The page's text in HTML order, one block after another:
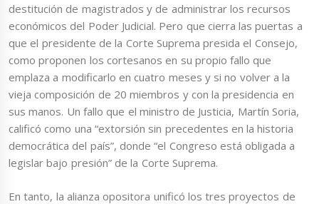
destitución de magistrados y de administrar los recursos
económicos del Poder Judicial. Pero que cierra las puertas a
que el presidente de la Corte Suprema presida el Consejo,
como proponen los cortesanos en su propio fallo que
emplaza a modificarlo en cuatro meses y si no volver a la
vieja composición de 20 miembros y con la presidencia en
sus manos. Un fallo que el ministro de Justicia, Martín Soria,
calificó como una “extorsión sin precedentes en la historia
democrática del país”, donde “el Congreso está obligada a
legislar bajo presión” de la Corte Suprema.
En tanto, la alianza opositora unificó los tres proyectos de